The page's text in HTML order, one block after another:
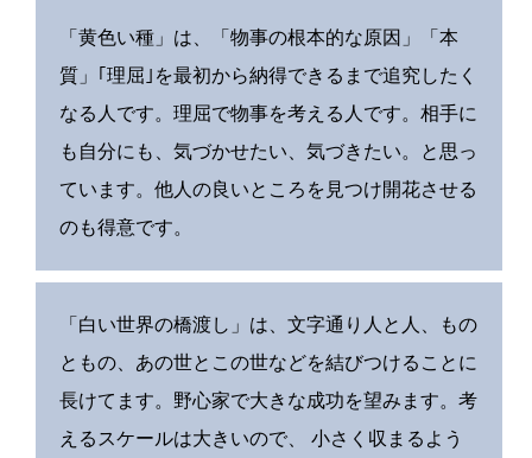
「黄色い種」は、「物事の根本的な原因」「本
質」｢理屈｣を最初から納得できるまで追究したく
なる人です。理屈で物事を考える人です。相手に
も自分にも、気づかせたい、気づきたい。と思っ
ています。他人の良いところを見つけ開花させる
のも得意です。
「白い世界の橋渡し」は、文字通り人と人、もの
ともの、あの世とこの世などを結びつけることに
長けてます。野心家で大きな成功を望みます。考
えるスケールは大きいので、 小さく収まるよう